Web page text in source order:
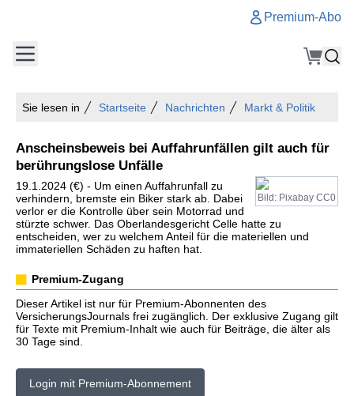
Premium-Abo
Sie lesen in Startseite Nachrichten Markt & Politik
Anscheinsbeweis bei Auffahrunfällen gilt auch für
berührungslose Unfälle
Bild: Pixabay CC0
19.1.2024 (€) - Um einen Auffahrunfall zu
verhindern, bremste ein Biker stark ab. Dabei
verlor er die Kontrolle über sein Motorrad und
stürzte schwer. Das Oberlandesgericht Celle hatte zu
entscheiden, wer zu welchem Anteil für die materiellen und
immateriellen Schäden zu haften hat.
Premium-Zugang
Dieser Artikel ist nur für Premium-Abonnenten des
VersicherungsJournals frei zugänglich. Der exklusive Zugang gilt
für Texte mit Premium-Inhalt wie auch für Beiträge, die älter als
30 Tage sind.
Login mit Premium-Abonnement